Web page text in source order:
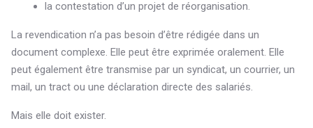
la contestation d’un projet de réorganisation.
La revendication n’a pas besoin d’être rédigée dans un
document complexe. Elle peut être exprimée oralement. Elle
peut également être transmise par un syndicat, un courrier, un
mail, un tract ou une déclaration directe des salariés.
Mais elle doit exister.